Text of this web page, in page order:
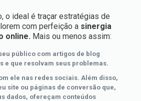
o ideal é traçar estratégias de
com perfeição a sinergia
online. Mais ou menos assim:
público com artigos de blog
e que resolvam seus problemas.
ele nas redes sociais. Além disso,
site ou páginas de conversão que,
dados, ofereçam conteúdos